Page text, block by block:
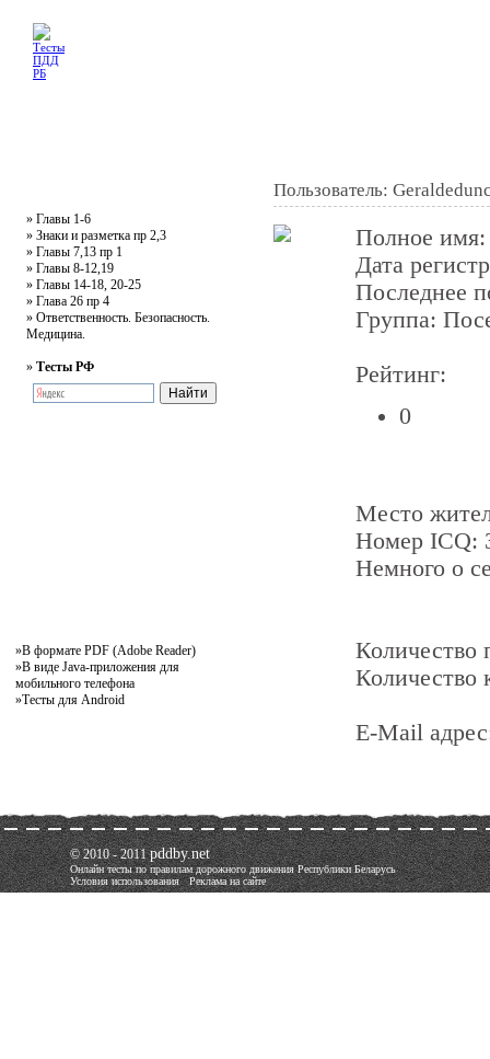
» Главы 1-6
» Знаки и разметка пр 2,3
» Главы 7,13 пр 1
» Главы 8-12,19
» Главы 14-18, 20-25
» Глава 26 пр 4
» Ответственность. Безопасность.
Медицина.
» Тесты РФ
»В формате PDF (Adobe Reader)
»В виде Java-приложения для
мобильного телефона
»Тесты для Android
Пользователь:
Полное
Дата
Последнее
Группа:
Рейтинг:
0
Место
Номер ICQ:
Немного о
Количество
E-Mail
© 2010 - 2011pddby.net
Онлайн тесты по правилам дорожного движения Республики Беларусь
Условия использования
Реклама на сайте